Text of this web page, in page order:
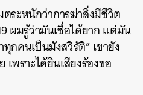
ตระหนักว่าการฆ่าสิ่งมีชีวิต
ผมรู้ว่ามันเชื่อได้ยาก แต่มัน
กคนเป็นมังสวิรัติ” เขายัง
เพราะได้ยินเสียงร้องขอ